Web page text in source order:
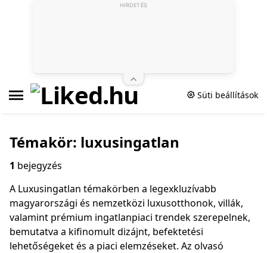
Süti beállítások
Témakör: luxusingatlan
1 bejegyzés
A Luxusingatlan témakörben a legexkluzívabb
magyarországi és nemzetközi luxusotthonok, villák,
valamint prémium ingatlanpiaci trendek szerepelnek,
bemutatva a kifinomult dizájnt, befektetési
lehetőségeket és a piaci elemzéseket. Az olvasó
HIRDETÉS